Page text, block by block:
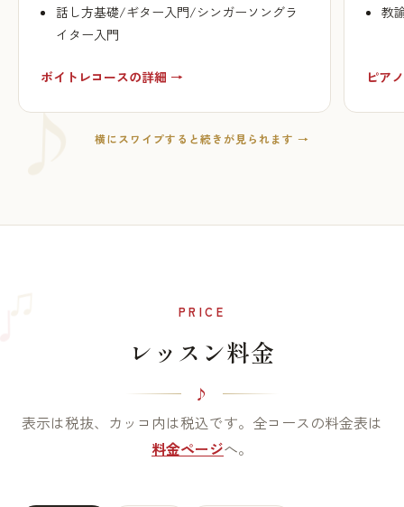
話し方基礎/ギター入門/シンガーソングラ
イター入門
ボイトレコースの詳細 →
教
ピア
横にスワイプすると続きが見られます →
PRICE
レッスン料金
表示は税抜、カッコ内は税込です。全コースの料金表は
料金ページへ。